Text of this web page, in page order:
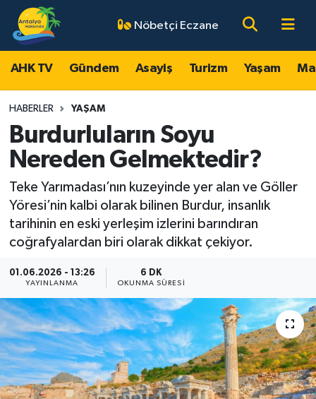
Nöbetçi Eczane
AHK TV Gündem Asayiş Turizm Yaşam
HABERLER YAŞAM
Burdurluların Soyu
Nereden Gelmektedir?
Teke Yarımadası’nın kuzeyinde yer alan ve Göller
Yöresi’nin kalbi olarak bilinen Burdur, insanlık
tarihinin en eski yerleşim izlerini barındıran
coğrafyalardan biri olarak dikkat çekiyor.
01.06.2026 - 13:26
YAYINLANMA
6 DK
OKUNMA SÜRESI
AHK TV
Gündem
Asayiş
Turizm
Yaşam
Ekonomi
Spor
Dünya
Resmi Reklamlar
Antalya Nöbetçi Eczaneler
Antalya Hava Durumu
Antalya Namaz Vakitleri
Antalya Trafik Yoğunluk Haritası
Süper Lig Puan Durumu ve Fikstür
Tüm Manşetler
Son Dakika Haberleri
Haber Arşivi